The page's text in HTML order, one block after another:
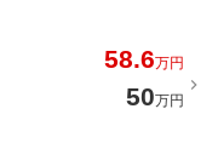
58.6万円
50万円